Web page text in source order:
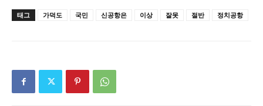
태그 가덕도 국민 신공항은 이상 잘못 절반 정치공항